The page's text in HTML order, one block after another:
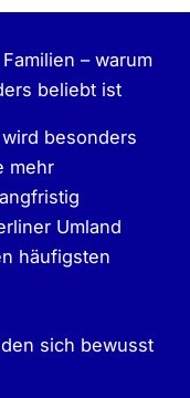
– warum
beliebt ist
wird besonders
mehr
Umland
häufigsten
sich bewusst